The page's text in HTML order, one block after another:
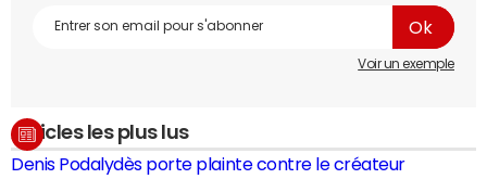
Voir un exemple
Articles les plus lus
Denis Podalydès porte plainte contre le créateur